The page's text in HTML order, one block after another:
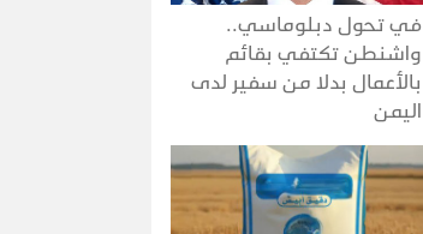
في تحول دبلوماسي..
واشنطن تكتفي بقائم
بالأعمال بدلا من سفير لدى
اليمن